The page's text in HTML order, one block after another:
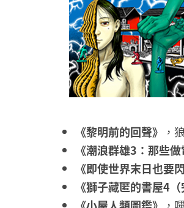
《黎明前的回聲》
，
《潮浪群雄3：那些做
《即使世界末日也要
《獅子藏匿的書屋4（